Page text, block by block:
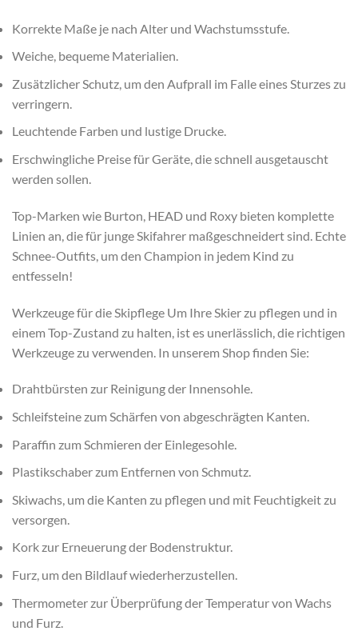
Korrekte Maße je nach Alter und Wachstumsstufe.
Weiche, bequeme Materialien.
Zusätzlicher Schutz, um den Aufprall im Falle eines Sturzes zu
verringern.
Leuchtende Farben und lustige Drucke.
Erschwingliche Preise für Geräte, die schnell ausgetauscht
werden sollen.
Top-Marken wie Burton, HEAD und Roxy bieten komplette
Linien an, die für junge Skifahrer maßgeschneidert sind. Echte
Schnee-Outfits, um den Champion in jedem Kind zu
entfesseln!
Werkzeuge für die Skipflege Um Ihre Skier zu pflegen und in
einem Top-Zustand zu halten, ist es unerlässlich, die richtigen
Werkzeuge zu verwenden. In unserem Shop finden Sie:
Drahtbürsten zur Reinigung der Innensohle.
Schleifsteine zum Schärfen von abgeschrägten Kanten.
Paraffin zum Schmieren der Einlegesohle.
Plastikschaber zum Entfernen von Schmutz.
Skiwachs, um die Kanten zu pflegen und mit Feuchtigkeit zu
versorgen.
Kork zur Erneuerung der Bodenstruktur.
Furz, um den Bildlauf wiederherzustellen.
Thermometer zur Überprüfung der Temperatur von Wachs
und Furz.